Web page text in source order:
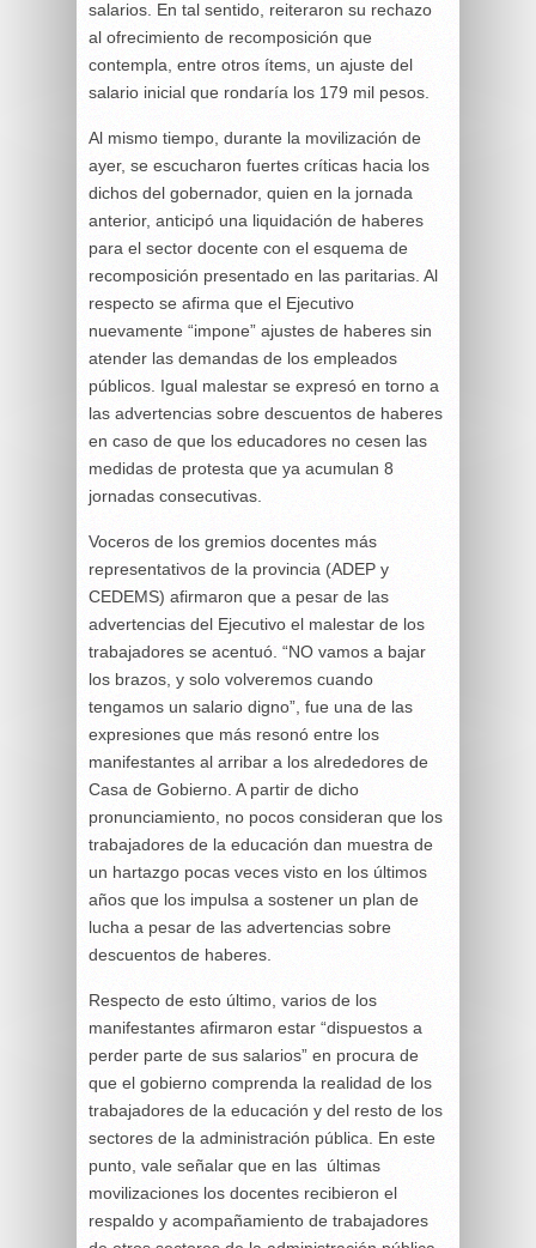
salarios. En tal sentido, reiteraron su rechazo
al ofrecimiento de recomposición que
contempla, entre otros ítems, un ajuste del
salario inicial que rondaría los 179 mil pesos.
Al mismo tiempo, durante la movilización de
ayer, se escucharon fuertes críticas hacia los
dichos del gobernador, quien en la jornada
anterior, anticipó una liquidación de haberes
para el sector docente con el esquema de
recomposición presentado en las paritarias. Al
respecto se afirma que el Ejecutivo
nuevamente “impone” ajustes de haberes sin
atender las demandas de los empleados
públicos. Igual malestar se expresó en torno a
las advertencias sobre descuentos de haberes
en caso de que los educadores no cesen las
medidas de protesta que ya acumulan 8
jornadas consecutivas.
Voceros de los gremios docentes más
representativos de la provincia (ADEP y
CEDEMS) afirmaron que a pesar de las
advertencias del Ejecutivo el malestar de los
trabajadores se acentuó. “NO vamos a bajar
los brazos, y solo volveremos cuando
tengamos un salario digno”, fue una de las
expresiones que más resonó entre los
manifestantes al arribar a los alrededores de
Casa de Gobierno. A partir de dicho
pronunciamiento, no pocos consideran que los
trabajadores de la educación dan muestra de
un hartazgo pocas veces visto en los últimos
años que los impulsa a sostener un plan de
lucha a pesar de las advertencias sobre
descuentos de haberes.
Respecto de esto último, varios de los
manifestantes afirmaron estar “dispuestos a
perder parte de sus salarios” en procura de
que el gobierno comprenda la realidad de los
trabajadores de la educación y del resto de los
sectores de la administración pública. En este
punto, vale señalar que en las últimas
movilizaciones los docentes recibieron el
respaldo y acompañamiento de trabajadores